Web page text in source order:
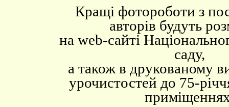
Кращі фотороботи з
авторів будуть
на web-сайті
саду,
а також в друкованому
урочистостей до 75-